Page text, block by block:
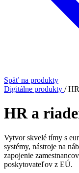
Späť na produkty
Digitálne produkty /
HR a
Vytvor skvelé tímy s
systémy, nástroje na
zapojenie
poskytovateľov z EÚ.